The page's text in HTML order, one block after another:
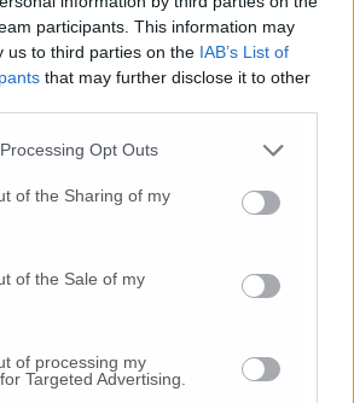
participants. This information may
us to third parties on the IAB’s List of
that may further disclose it to other
Opt Outs
of the Sharing of my
of the Sale of my
of processing my
Targeted Advertising.
plesso in quanto
non è conveniente ed è
realizzare nuove
RISERVATA
Vai alla home